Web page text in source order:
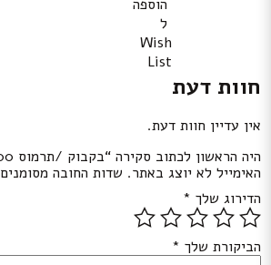
הוספה
ל
Wish
List
חוות דעת
אין עדיין חוות דעת.
היה הראשון לכתוב סקירה “בקבוק /תרמוס 500 מל-לימונים”
האימייל לא יוצג באתר. שדות החובה מסומנים
הדירוג שלך *
הביקורת שלך *